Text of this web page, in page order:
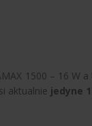
1500 – 16 W a
aktualnie jedyne